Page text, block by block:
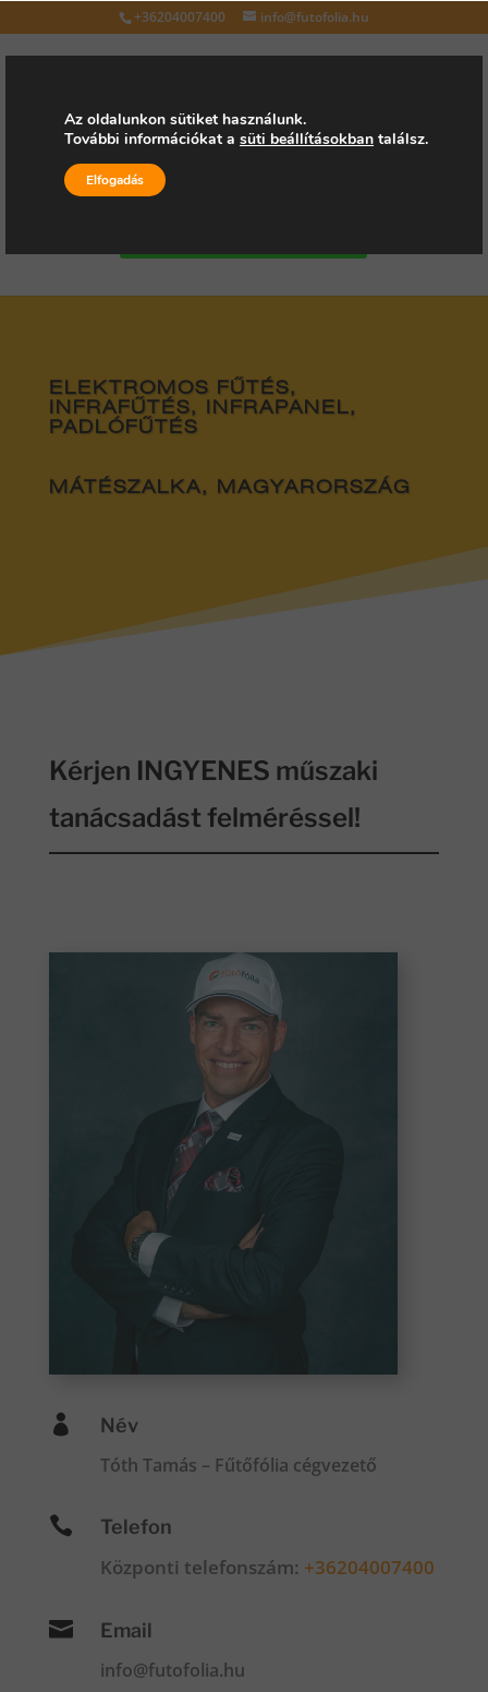
+36204007400 info@futofolia.hu
Válasszon oldalt
ELEKTROMOS FŰTÉS,
INFRAFŰTÉS, INFRAPANEL,
PADLÓFŰTÉS
MÁTÉSZALKA, MAGYARORSZÁG
Kérjen INGYENES műszaki
tanácsadást felméréssel!
 Név
Tóth Tamás – Fűtőfólia cégvezető
 Telefon
Központi telefonszám: +36204007400
 Email
info@futofolia.hu
Az oldalunkon sütiket használunk.
További információkat a süti beállításokban találsz.
Elfogadás